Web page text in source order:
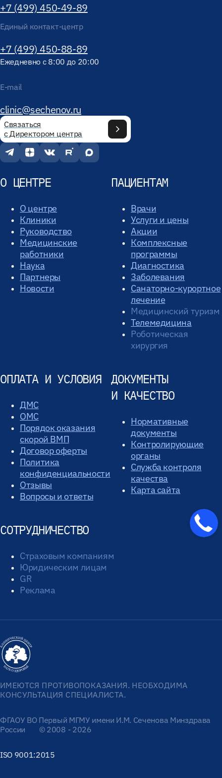
+7 (499) 450-49-89
Единый контакт-центр
+7 (499) 450-88-89
Ежедневно с 8:00 до 20:00
E-mail
clinic@sechenov.ru
Связаться
с Директором центра
О ЦЕНТРЕ
О центре
Клиники
Руководство
Медицинские
работники
Наука
Партнеры
Новости
ПАЦИЕНТАМ
Врачи
Услуги и цены
Акции
Комплексные
программы
Диагностика
Заболевания
Санаторно-курортное
лечение
Медицинский туризм
Телемедицина
Роботическая
хирургия
ОПЛАТА И УСЛОВИЯ
ДМС
ОМС
Порядок оказания
скорой ВМП
Договор оферты
Политика
конфиденциальности
Отзывы
Вопросы и ответы
ДОКУМЕНТЫ
И КАЧЕСТВО
Нормативные
документы
Контролирующие
органы
Служба контроля
качества
Карта сайта
СОТРУДНИЧЕСТВО
Страховым компаниям
Юридическим лицам
GR
Реклама
ИМЕЮТСЯ ПРОТИВОПОКАЗАНИЯ. НЕОБХОДИМА
КОНСУЛЬТАЦИЯ СПЕЦИАЛИСТА.
ФГАОУ ВО Первый МГМУ имени И.М. Сеченова Минздрава
России
© 2008 - 2026
ISO 9001:2015